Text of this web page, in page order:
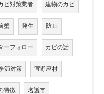
ビ対策業者 建物のカビ
蟹 発生 防止
ーフォロー カビの話
節対策 宜野座村
特徴 名護市